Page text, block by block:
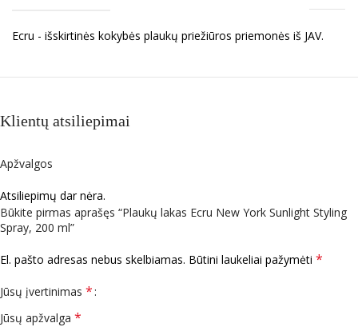
Ecru - išskirtinės kokybės plaukų priežiūros priemonės iš JAV.
Klientų atsiliepimai
Apžvalgos
Atsiliepimų dar nėra.
Būkite pirmas aprašęs “Plaukų lakas Ecru New York Sunlight Styling
Spray, 200 ml”
El. pašto adresas nebus skelbiamas. Būtini laukeliai pažymėti *
Jūsų įvertinimas *
Jūsų apžvalga *